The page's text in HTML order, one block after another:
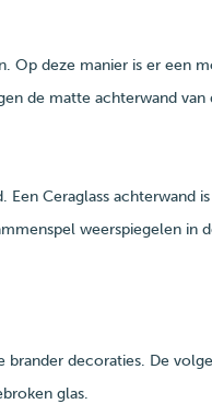
Op deze manier is er een
de matte achterwand van
Ceraglass achterwand
weerspiegelen in
decoraties. De
glas.